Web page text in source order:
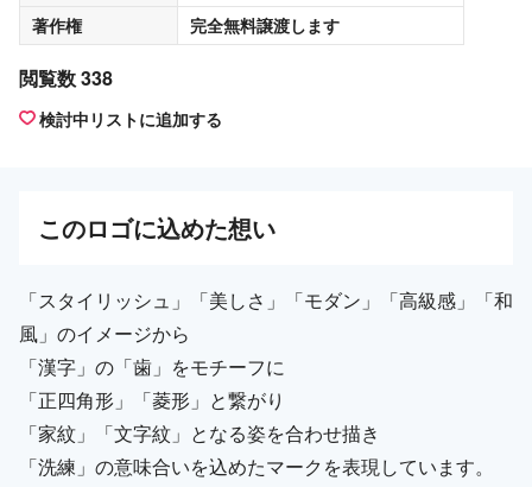
著作権
完全無料譲渡します
閲覧数 338
検討中リストに追加する
このロゴに込めた想い
「スタイリッシュ」「美しさ」「モダン」「高級感」「和
風」のイメージから
「漢字」の「歯」をモチーフに
「正四角形」「菱形」と繋がり
「家紋」「文字紋」となる姿を合わせ描き
「洗練」の意味合いを込めたマークを表現しています。